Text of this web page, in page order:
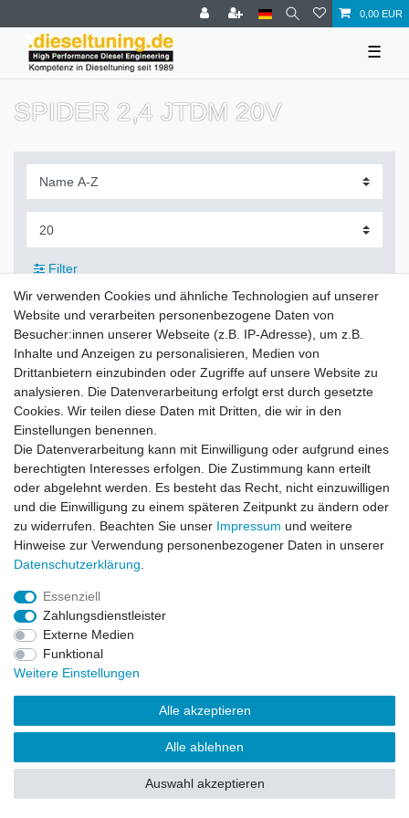
0,00 EUR
☰
SPIDER 2,4 JTDM 20V
Filter
Zahlung und Versand
Daten­schutz­erklärung
Barrierefreiheitserklärung Widerrufs­recht
Vertrag widerrufen
© Copyright 2026 | Alle Rechte vorbehalten.
Wir verwenden Cookies und ähnliche Technologien auf unserer
Website und verarbeiten personenbezogene Daten von
Besucher:innen unserer Webseite (z.B. IP-Adresse), um z.B.
Inhalte und Anzeigen zu personalisieren, Medien von
Drittanbietern einzubinden oder Zugriffe auf unsere Website zu
analysieren. Die Datenverarbeitung erfolgt erst durch gesetzte
Cookies. Wir teilen diese Daten mit Dritten, die wir in den
Einstellungen benennen.
Die Datenverarbeitung kann mit Einwilligung oder aufgrund eines
berechtigten Interesses erfolgen. Die Zustimmung kann erteilt
oder abgelehnt werden. Es besteht das Recht, nicht einzuwilligen
und die Einwilligung zu einem späteren Zeitpunkt zu ändern oder
zu widerrufen. Beachten Sie unser Impressum und weitere
Hinweise zur Verwendung personenbezogener Daten in unserer
Daten­schutz­erklärung
Essenziell
Zahlungsdienstleister
Externe Medien
Funktional
Weitere Einstellungen
Alle akzeptieren
Alle ablehnen
Auswahl akzeptieren